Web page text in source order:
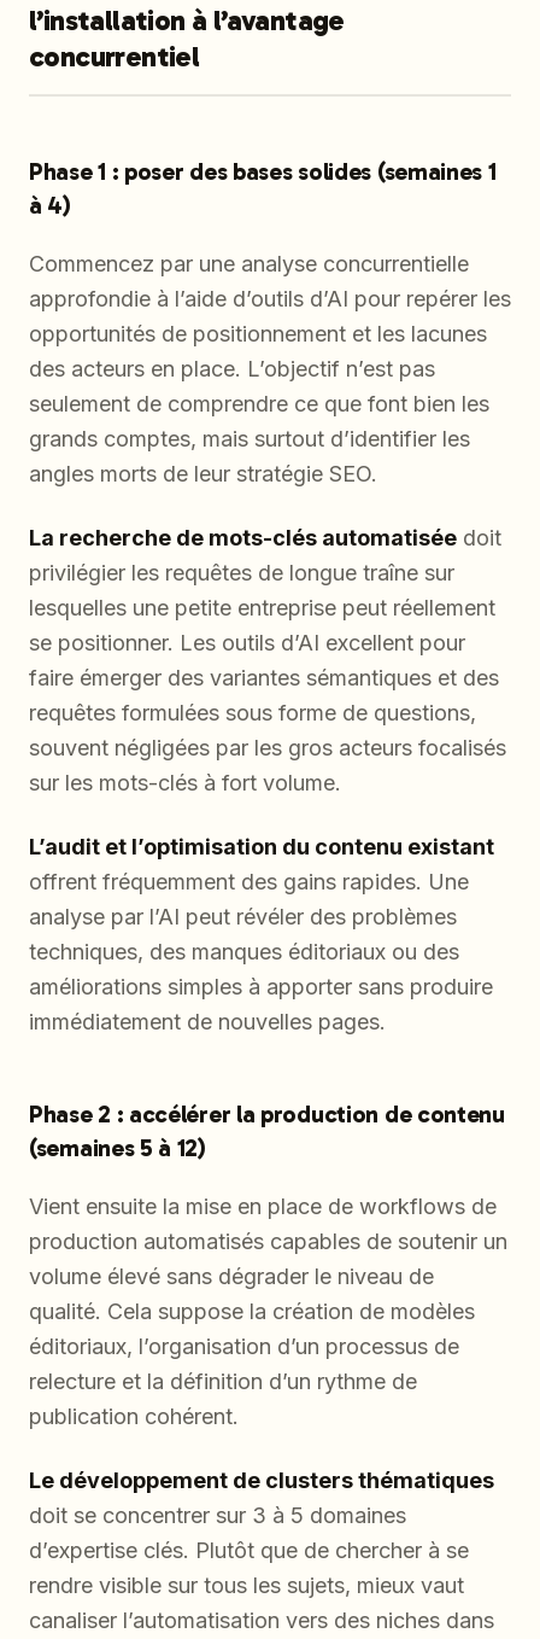
l’installation à l’avantage
concurrentiel
Phase 1 : poser des bases solides (semaines 1
à 4)
Commencez par une analyse concurrentielle
approfondie à l’aide d’outils d’AI pour repérer les
opportunités de positionnement et les lacunes
des acteurs en place. L’objectif n’est pas
seulement de comprendre ce que font bien les
grands comptes, mais surtout d’identifier les
angles morts de leur stratégie SEO.
La recherche de mots-clés automatisée doit
privilégier les requêtes de longue traîne sur
lesquelles une petite entreprise peut réellement
se positionner. Les outils d’AI excellent pour
faire émerger des variantes sémantiques et des
requêtes formulées sous forme de questions,
souvent négligées par les gros acteurs focalisés
sur les mots-clés à fort volume.
L’audit et l’optimisation du contenu existant
offrent fréquemment des gains rapides. Une
analyse par l’AI peut révéler des problèmes
techniques, des manques éditoriaux ou des
améliorations simples à apporter sans produire
immédiatement de nouvelles pages.
Phase 2 : accélérer la production de contenu
(semaines 5 à 12)
Vient ensuite la mise en place de workflows de
production automatisés capables de soutenir un
volume élevé sans dégrader le niveau de
qualité. Cela suppose la création de modèles
éditoriaux, l’organisation d’un processus de
relecture et la définition d’un rythme de
publication cohérent.
Le développement de clusters thématiques
doit se concentrer sur 3 à 5 domaines
d’expertise clés. Plutôt que de chercher à se
rendre visible sur tous les sujets, mieux vaut
canaliser l’automatisation vers des niches dans